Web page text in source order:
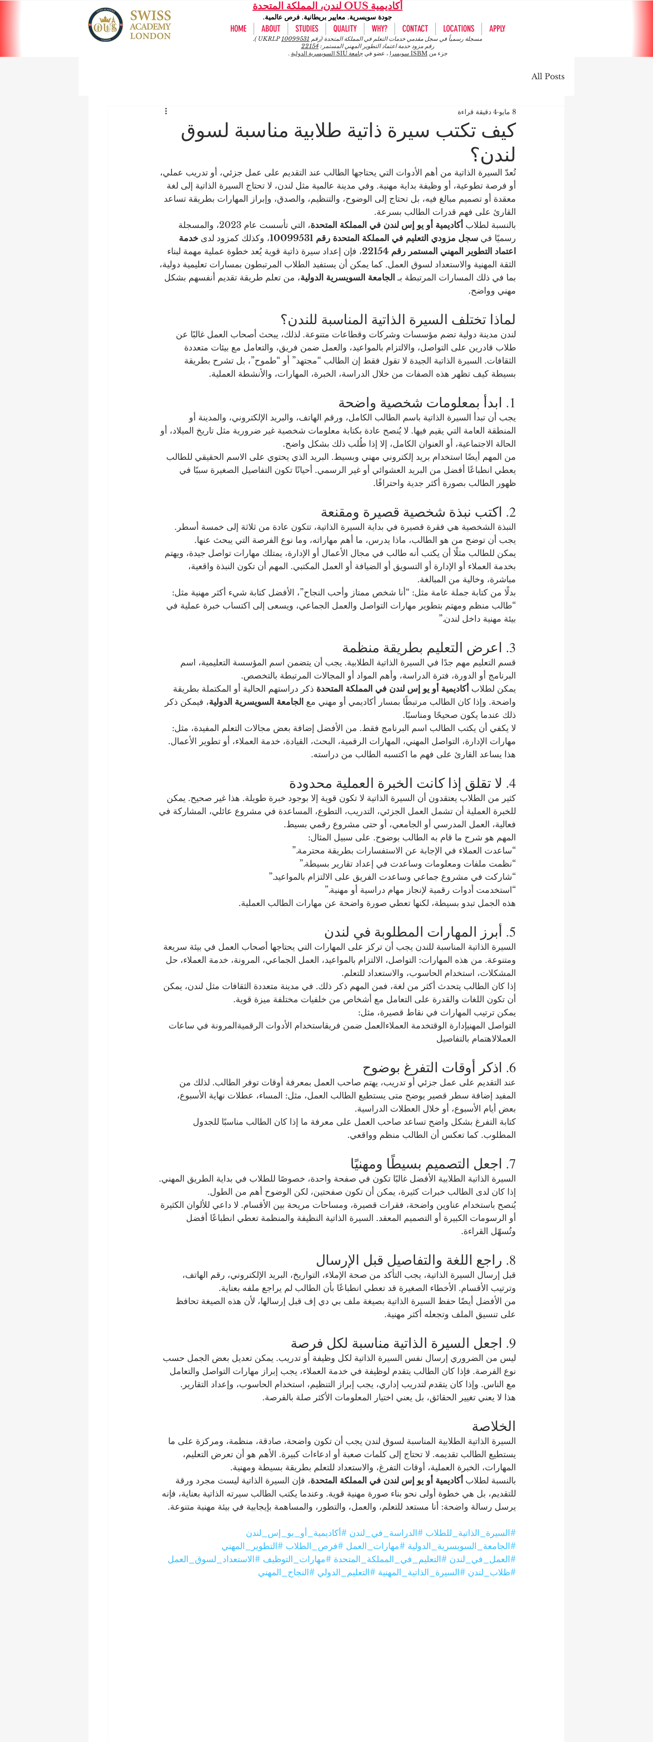
أكاديمية OUS لندن، المملكة المتحدة
جودة سويسرية. معايير بريطانية. فرص عالمية.
HOME ABOUT STUDIES QUALITY WHY? CONTACT LOCATIONS APPLY
مسجلة رسمياً في سجل مقدمي خدمات التعلم في المملكة المتحدة (رقم UKRLP 10099531
).
رقم مزود خدمة اعتماد التطوير المهني المستمر:22154
جزء منISBM سويسرا ، عضو فيجامعة SIU السويسرية الدولية .
All Posts
كيف تكتب سيرة ذاتية طلابية مناسبة لسوق
لندن؟
8 مايو 4 دقيقة قراءة
تُعدّ السيرة الذاتية من أهم الأدوات التي يحتاجها الطالب عند التقديم على عمل جزئي، أو تدريب عملي،
أو فرصة تطوعية، أو وظيفة بداية مهنية. وفي مدينة عالمية مثل لندن، لا تحتاج السيرة الذاتية إلى لغة
معقدة أو تصميم مبالغ فيه، بل تحتاج إلى الوضوح، والتنظيم، والصدق، وإبراز المهارات بطريقة تساعد
القارئ على فهم قدرات الطالب بسرعة.
بالنسبة لطلاب أكاديمية أو يو إس لندن في المملكة المتحدة
، التي تأسست عام 2023، والمسجلة
رسميًا في سجل مزودي التعليم في المملكة المتحدة رقم 10099531 ، وكذلك كمزود لدى خدمة
اعتماد التطوير المهني المستمر رقم 22154
، فإن إعداد سيرة ذاتية قوية يُعد خطوة عملية مهمة لبناء
الثقة المهنية والاستعداد لسوق العمل. كما يمكن أن يستفيد الطلاب المرتبطون بمسارات تعليمية دولية،
بما في ذلك المسارات المرتبطة بـ الجامعة السويسرية الدولية، من تعلم طريقة تقديم أنفسهم بشكل
مهني وواضح.
لماذا تختلف السيرة الذاتية المناسبة للندن؟
لندن مدينة دولية تضم مؤسسات وشركات وقطاعات متنوعة. لذلك، يبحث أصحاب العمل غالبًا عن
طلاب قادرين على التواصل، والالتزام بالمواعيد، والعمل ضمن فريق، والتعامل مع بيئات متعددة
الثقافات. السيرة الذاتية الجيدة لا تقول فقط إن الطالب “مجتهد” أو “طموح”، بل تشرح بطريقة
بسيطة كيف تظهر هذه الصفات من خلال الدراسة، الخبرة، المهارات، والأنشطة العملية.
1. ابدأ بمعلومات شخصية واضحة
يجب أن تبدأ السيرة الذاتية باسم الطالب الكامل، ورقم الهاتف، والبريد الإلكتروني، والمدينة أو
المنطقة العامة التي يقيم فيها. لا يُنصح عادة بكتابة معلومات شخصية غير ضرورية مثل تاريخ الميلاد، أو
الحالة الاجتماعية، أو العنوان الكامل، إلا إذا طُلب ذلك بشكل واضح.
من المهم أيضًا استخدام بريد إلكتروني مهني وبسيط. البريد الذي يحتوي على الاسم الحقيقي للطالب
يعطي انطباعًا أفضل من البريد العشوائي أو غير الرسمي. أحيانًا تكون التفاصيل الصغيرة سببًا في
ظهور الطالب بصورة أكثر جدية واحترافًا.
2. اكتب نبذة شخصية قصيرة ومقنعة
النبذة الشخصية هي فقرة قصيرة في بداية السيرة الذاتية، تتكون عادة من ثلاثة إلى خمسة أسطر.
يجب أن توضح من هو الطالب، ماذا يدرس، ما أهم مهاراته، وما نوع الفرصة التي يبحث عنها.
يمكن للطالب مثلًا أن يكتب أنه طالب في مجال الأعمال أو الإدارة، يمتلك مهارات تواصل جيدة، ويهتم
بخدمة العملاء أو الإدارة أو التسويق أو الضيافة أو العمل المكتبي. المهم أن تكون النبذة واقعية،
مباشرة، وخالية من المبالغة.
بدلًا من كتابة جملة عامة مثل: “أنا شخص ممتاز وأحب النجاح”، الأفضل كتابة شيء أكثر مهنية مثل:
“طالب منظم ومهتم بتطوير مهارات التواصل والعمل الجماعي، ويسعى إلى اكتساب خبرة عملية في
بيئة مهنية داخل لندن.”
3. اعرض التعليم بطريقة منظمة
قسم التعليم مهم جدًا في السيرة الذاتية الطلابية. يجب أن يتضمن اسم المؤسسة التعليمية، اسم
البرنامج أو الدورة، فترة الدراسة، وأهم المواد أو المجالات المرتبطة بالتخصص.
يمكن لطلاب أكاديمية أو يو إس لندن في المملكة المتحدة ذكر دراستهم الحالية أو المكتملة بطريقة
واضحة. وإذا كان الطالب مرتبطًا بمسار أكاديمي أو مهني مع الجامعة السويسرية الدولية، فيمكن ذكر
ذلك عندما يكون صحيحًا ومناسبًا.
لا يكفي أن يكتب الطالب اسم البرنامج فقط. من الأفضل إضافة بعض مجالات التعلم المفيدة، مثل:
مهارات الإدارة، التواصل المهني، المهارات الرقمية، البحث، القيادة، خدمة العملاء، أو تطوير الأعمال.
هذا يساعد القارئ على فهم ما اكتسبه الطالب من دراسته.
4. لا تقلق إذا كانت الخبرة العملية محدودة
كثير من الطلاب يعتقدون أن السيرة الذاتية لا تكون قوية إلا بوجود خبرة طويلة. هذا غير صحيح. يمكن
للخبرة العملية أن تشمل العمل الجزئي، التدريب، التطوع، المساعدة في مشروع عائلي، المشاركة في
فعالية، العمل المدرسي أو الجامعي، أو حتى مشروع رقمي بسيط.
المهم هو شرح ما قام به الطالب بوضوح. على سبيل المثال:
“ساعدت العملاء في الإجابة عن الاستفسارات بطريقة محترمة.”
“نظمت ملفات ومعلومات وساعدت في إعداد تقارير بسيطة.”
“شاركت في مشروع جماعي وساعدت الفريق على الالتزام بالمواعيد.”
“استخدمت أدوات رقمية لإنجاز مهام دراسية أو مهنية.”
هذه الجمل تبدو بسيطة، لكنها تعطي صورة واضحة عن مهارات الطالب العملية.
5. أبرز المهارات المطلوبة في لندن
السيرة الذاتية المناسبة للندن يجب أن تركز على المهارات التي يحتاجها أصحاب العمل في بيئة سريعة
ومتنوعة. من هذه المهارات: التواصل، الالتزام بالمواعيد، العمل الجماعي، المرونة، خدمة العملاء، حل
المشكلات، استخدام الحاسوب، والاستعداد للتعلم.
إذا كان الطالب يتحدث أكثر من لغة، فمن المهم ذكر ذلك. في مدينة متعددة الثقافات مثل لندن، يمكن
أن تكون اللغات والقدرة على التعامل مع أشخاص من خلفيات مختلفة ميزة قوية.
يمكن ترتيب المهارات في نقاط قصيرة، مثل:
التواصل المهنيإدارة الوقتخدمة العملاءالعمل ضمن فريقاستخدام الأدوات الرقميةالمرونة في ساعات
العملالاهتمام بالتفاصيل
6. اذكر أوقات التفرغ بوضوح
عند التقديم على عمل جزئي أو تدريب، يهتم صاحب العمل بمعرفة أوقات توفر الطالب. لذلك من
المفيد إضافة سطر قصير يوضح متى يستطيع الطالب العمل، مثل: المساء، عطلات نهاية الأسبوع،
بعض أيام الأسبوع، أو خلال العطلات الدراسية.
كتابة التفرغ بشكل واضح تساعد صاحب العمل على معرفة ما إذا كان الطالب مناسبًا للجدول
المطلوب. كما تعكس أن الطالب منظم وواقعي.
7. اجعل التصميم بسيطًا ومهنيًا
السيرة الذاتية الطلابية الأفضل غالبًا تكون في صفحة واحدة، خصوصًا للطلاب في بداية الطريق المهني.
إذا كان لدى الطالب خبرات كثيرة، يمكن أن تكون صفحتين، لكن الوضوح أهم من الطول.
يُنصح باستخدام عناوين واضحة، فقرات قصيرة، ومساحات مريحة بين الأقسام. لا داعي للألوان الكثيرة
أو الرسومات الكبيرة أو التصميم المعقد. السيرة الذاتية النظيفة والمنظمة تعطي انطباعًا أفضل
وتُسهّل القراءة.
8. راجع اللغة والتفاصيل قبل الإرسال
قبل إرسال السيرة الذاتية، يجب التأكد من صحة الإملاء، التواريخ، البريد الإلكتروني، رقم الهاتف،
وترتيب الأقسام. الأخطاء الصغيرة قد تعطي انطباعًا بأن الطالب لم يراجع ملفه بعناية.
من الأفضل أيضًا حفظ السيرة الذاتية بصيغة ملف بي دي إف قبل إرسالها، لأن هذه الصيغة تحافظ
على تنسيق الملف وتجعله أكثر مهنية.
9. اجعل السيرة الذاتية مناسبة لكل فرصة
ليس من الضروري إرسال نفس السيرة الذاتية لكل وظيفة أو تدريب. يمكن تعديل بعض الجمل حسب
نوع الفرصة. فإذا كان الطالب يتقدم لوظيفة في خدمة العملاء، يجب إبراز مهارات التواصل والتعامل
مع الناس. وإذا كان يتقدم لتدريب إداري، يجب إبراز التنظيم، استخدام الحاسوب، وإعداد التقارير.
هذا لا يعني تغيير الحقائق، بل يعني اختيار المعلومات الأكثر صلة بالفرصة.
الخلاصة
السيرة الذاتية الطلابية المناسبة لسوق لندن يجب أن تكون واضحة، صادقة، منظمة، ومركزة على ما
يستطيع الطالب تقديمه. لا تحتاج إلى كلمات صعبة أو ادعاءات كبيرة. الأهم هو أن تعرض التعليم،
المهارات، الخبرة العملية، أوقات التفرغ، والاستعداد للتعلم بطريقة بسيطة ومهنية.
بالنسبة لطلاب أكاديمية أو يو إس لندن في المملكة المتحدة، فإن السيرة الذاتية ليست مجرد ورقة
للتقديم، بل هي خطوة أولى نحو بناء صورة مهنية قوية. وعندما يكتب الطالب سيرته الذاتية بعناية، فإنه
يرسل رسالة واضحة: أنا مستعد للتعلم، والعمل، والتطور، والمساهمة بإيجابية في بيئة مهنية متنوعة.
#السيرة_الذاتية_للطلاب #الدراسة_في_لندن #أكاديمية_أو_يو_إس_لندن
#الجامعة_السويسرية_الدولية #مهارات_العمل #فرص_الطلاب #التطوير_المهني
#العمل_في_لندن #التعليم_في_المملكة_المتحدة #مهارات_التوظيف #الاستعداد_لسوق_العمل
#طلاب_لندن #السيرة_الذاتية_المهنية #التعليم_الدولي #النجاح_المهني